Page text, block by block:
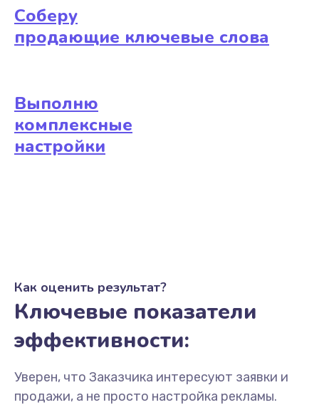
Соберу
продающие ключевые слова
Выполню
комплексные
настройки
Как оценить результат?
Ключевые показатели
эффективности:
Уверен, что Заказчика интересуют заявки и
продажи, а не просто настройка рекламы.